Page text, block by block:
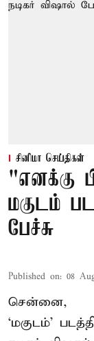
சினிமா செய்திகள்
"எனக்கு
மகுடம்
பேச்சு
Published on: 08
சென்னை,
‘மகுடம்’